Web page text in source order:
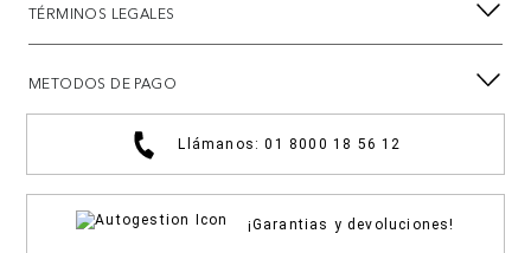
TÉRMINOS LEGALES
METODOS DE PAGO
Llámanos: 01 8000 18 56 12
¡Garantias y devoluciones!